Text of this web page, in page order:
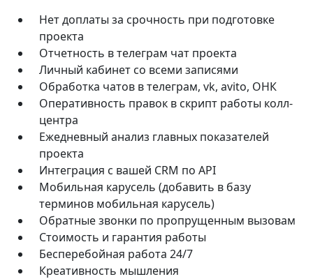
Нет доплаты за срочность при подготовке
проекта
Отчетность в телеграм чат проекта
Личный кабинет со всеми записями
Обработка чатов в телеграм, vk, avito, ОНК
Оперативность правок в скрипт работы колл-
центра
Ежедневный анализ главных показателей
проекта
Интеграция с вашей CRM по API
Мобильная карусель (добавить в базу
терминов мобильная карусель)
Обратные звонки по пропрущенным вызовам
Стоимость и гарантия работы
Бесперебойная работа 24/7
Креативность мышления